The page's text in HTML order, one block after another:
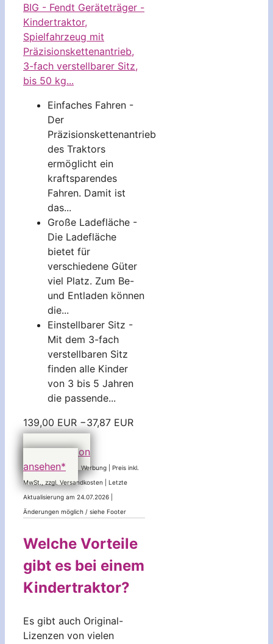
BIG - Fendt Geräteträger -
Kindertraktor,
Spielfahrzeug mit
Präzisionskettenantrieb,
3-fach verstellbarer Sitz,
bis 50 kg...
Einfaches Fahren -
Der
Präzisionskettenantrieb
des Traktors
ermöglicht ein
kraftsparendes
Fahren. Damit ist
das...
Große Ladefläche -
Die Ladefläche
bietet für
verschiedene Güter
viel Platz. Zum Be-
und Entladen können
die...
Einstellbarer Sitz -
Mit dem 3-fach
verstellbaren Sitz
finden alle Kinder
von 3 bis 5 Jahren
die passende...
139,00 EUR −37,87 EUR
101,13 EUR
bei Amazon
ansehen*
Werbung | Preis inkl.
MwSt., zzgl. Versandkosten | Letzte
Aktualisierung am 24.07.2026 |
Änderungen möglich / siehe Footer
Welche Vorteile
gibt es bei einem
Kindertraktor?
Es gibt auch Original-
Lizenzen von vielen